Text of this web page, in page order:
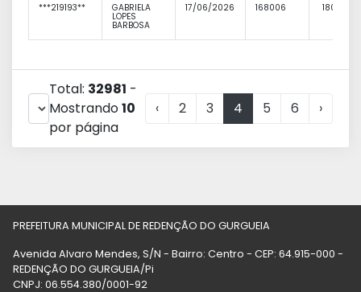
***219193** GABRIELA
LOPES
BARBOSA
17/06/2026 168006 180,00
Total: 32981 -
Mostrando10
por página
‹ 2 3 4 5 6 ›
PREFEITURA MUNICIPAL DE REDENÇÃO DO GURGUEIA
Avenida Alvaro Mendes, S/N - Bairro: Centro - CEP: 64.915-000 -
REDENÇÃO DO GURGUEIA/Pi
CNPJ: 06.554.380/0001-92